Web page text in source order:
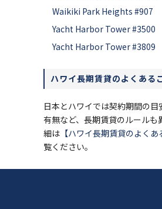
Waikiki Park Heights #907
Yacht Harbor Tower #3500
Yacht Harbor Tower #3809
ハワイ長期賃貸のよくある
日本とハワイでは契約期間の目
有無など、長期賃貸のルールも
細は 【ハワイ長期賃貸のよくあ
覧ください。